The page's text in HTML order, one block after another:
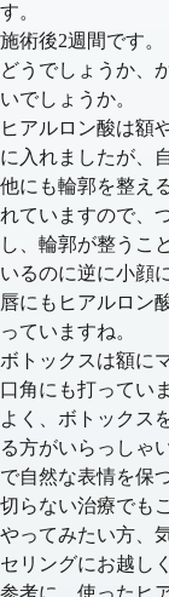
す。
施術後2週間です。
どうでしょうか、
いでしょうか。
ヒアルロン酸は額
に入れましたが、
他にも輪郭を整え
れていますので、
し、輪郭が整うこ
いるのに逆に小顔
唇にもヒアルロン
っていますね。
ボトックスは額に
口角にも打ってい
よく、ボトックス
る方がいらっしゃ
で自然な表情を保
切らない治療でも
やってみたい方、
セリングにお越し
参考に、使ったヒ